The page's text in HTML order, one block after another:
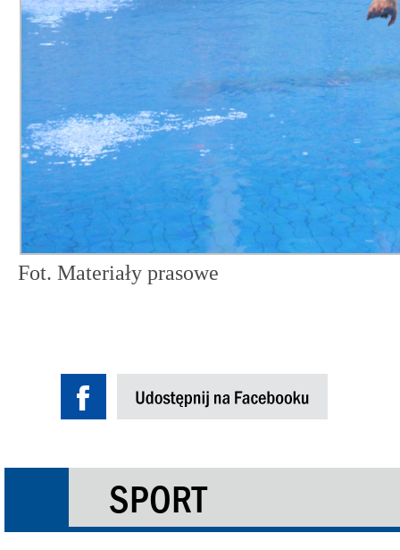
Fot. Materiały prasowe
SPORT